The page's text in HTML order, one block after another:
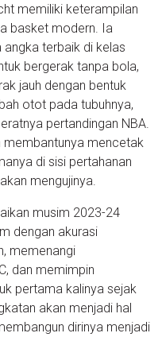
memiliki keterampilan
basket modern. Ia
terbaik di kelas
bergerak tanpa bola,
jauh dengan bentuk
otot pada tubuhnya,
pertandingan NBA.
membantunya mencetak
di sisi pertahanan
mengujinya.
musim 2023-24
dengan akurasi
memenangi
dan memimpin
pertama kalinya sejak
akan menjadi hal
dirinya menjadi